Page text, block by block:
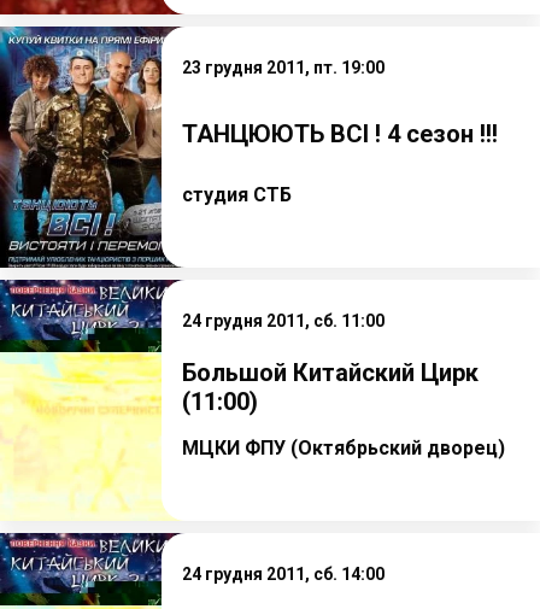
23 грудня 2011, пт. 19:00
ТАНЦЮЮТЬ ВСІ ! 4 сезон !!!
студия СТБ
24 грудня 2011, сб. 11:00
Большой Китайский Цирк
(11:00)
МЦКИ ФПУ (Октябрьский дворец)
24 грудня 2011, сб. 14:00